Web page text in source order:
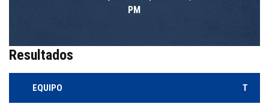
PM
Resultados
EQUIPO T